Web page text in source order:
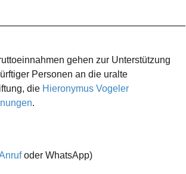
gehen zur Unterstützung
Personen an die uralte
die Hieronymus Vogeler
.
oder WhatsApp)